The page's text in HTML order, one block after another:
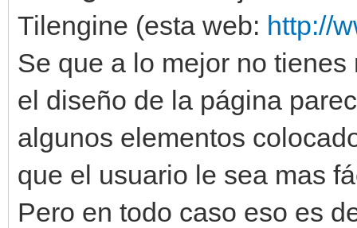
Tilengine (esta web: http://
Se que a lo mejor no
el diseño de la página
algunos elementos
que el usuario le sea mas
Pero en todo caso eso es